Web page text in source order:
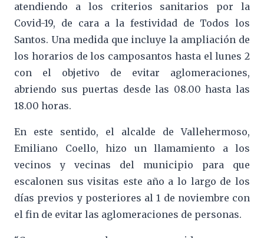
atendiendo a los criterios sanitarios por la
Covid-19, de cara a la festividad de Todos los
Santos. Una medida que incluye la ampliación de
los horarios de los camposantos hasta el lunes 2
con el objetivo de evitar aglomeraciones,
abriendo sus puertas desde las 08.00 hasta las
18.00 horas.
En este sentido, el alcalde de Vallehermoso,
Emiliano Coello, hizo un llamamiento a los
vecinos y vecinas del municipio para que
escalonen sus visitas este año a lo largo de los
días previos y posteriores al 1 de noviembre con
el fin de evitar las aglomeraciones de personas.